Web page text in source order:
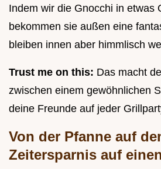
Indem wir die Gnocchi in etwas
bekommen sie außen eine
bleiben innen aber himmlisch
Trust me on this: Das macht
zwischen einem gewöhnlichen
deine Freunde auf jeder
Von der Pfanne auf
Zeitersparnis auf